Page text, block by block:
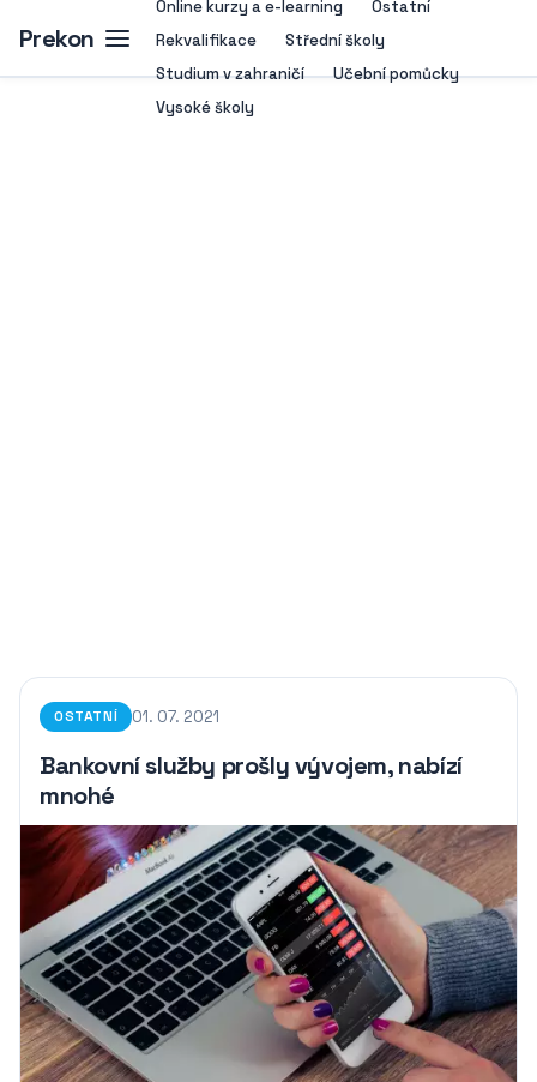
Prekon
Online kurzy a e-learning
Ostatní
Rekvalifikace
Střední školy
Studium v zahraničí
Učební pomůcky
Vysoké školy
OSTATNÍ 01. 07. 2021
Bankovní služby prošly vývojem, nabízí
mnohé